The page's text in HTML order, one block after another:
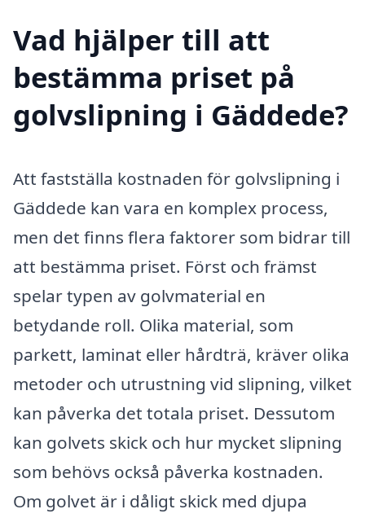
Vad hjälper till att
bestämma priset på
golvslipning i Gäddede?
Att fastställa kostnaden för golvslipning i
Gäddede kan vara en komplex process,
men det finns flera faktorer som bidrar till
att bestämma priset. Först och främst
spelar typen av golvmaterial en
betydande roll. Olika material, som
parkett, laminat eller hårdträ, kräver olika
metoder och utrustning vid slipning, vilket
kan påverka det totala priset. Dessutom
kan golvets skick och hur mycket slipning
som behövs också påverka kostnaden.
Om golvet är i dåligt skick med djupa